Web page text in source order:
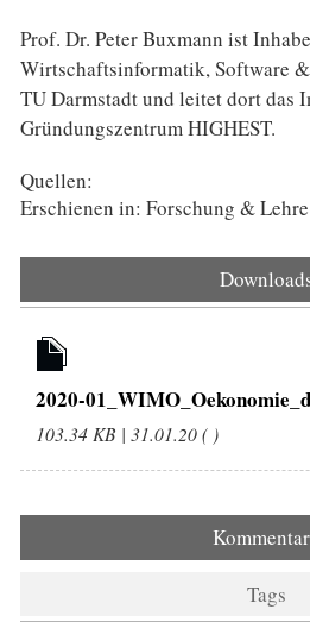
Prof. Dr. Peter Buxmann ist
Wirtschaftsinformatik, Software
TU Darmstadt und leitet dort das
Gründungszentrum HIGHEST.
Quellen:
Erschienen in: Forschung &
2020-
103.34 KB | 31.01.20 ( )
Tags